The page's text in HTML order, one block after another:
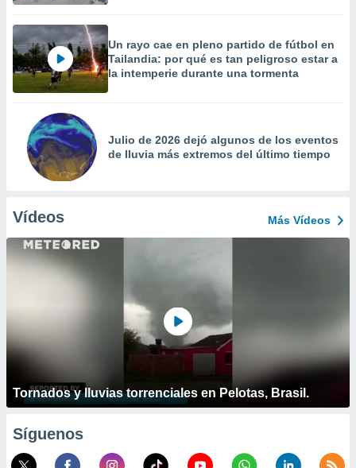
Un rayo cae en pleno partido de fútbol en
Tailandia: por qué es tan peligroso estar a
la intemperie durante una tormenta
Julio de 2026 dejó algunos de los eventos
de lluvia más extremos del último tiempo
Vídeos Más Vídeos
Tornados y lluvias torrenciales en Pelotas, Brasil.
Síguenos